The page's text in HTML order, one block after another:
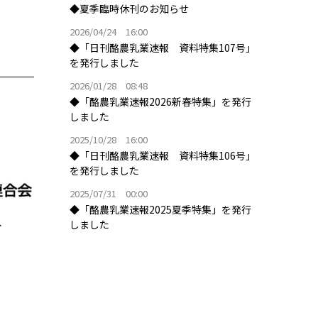
◆夏季臨時休刊のお知らせ
2026/04/24 16:00
◆「日刊酪農乳業速報 資料特集107号」
を発行しました
2026/01/28 08:48
◆「酪農乳業速報2026新春特集」を発行
しました
2025/10/28 16:00
◆「日刊酪農乳業速報 資料特集106号」
を発行しました
2025/07/31 00:00
◆「酪農乳業速報2025夏季特集」を発行
しました